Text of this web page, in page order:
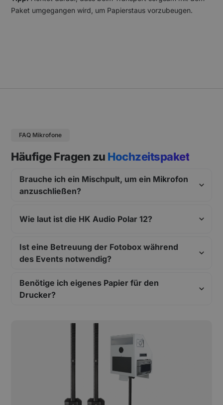
Paket umgegangen wird, um Papierstaus vorzubeugen.
FAQ Mikrofone
Häufige Fragen zu Hochzeitspaket
Brauche ich ein Mischpult, um ein Mikrofon
anzuschließen?
Wie laut ist die HK Audio Polar 12?
Ist eine Betreuung der Fotobox während
des Events notwendig?
Benötige ich eigenes Papier für den
Drucker?